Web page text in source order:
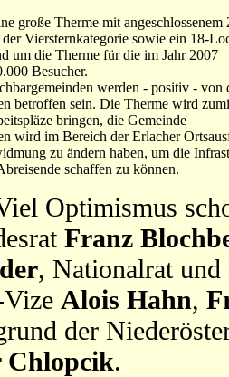
große Therme mit angeschlossenem
Viersternkategorie sowie ein 18-
um die Therme für die im Jahr 2007
Besucher.
werden - positiv - von
betroffen sein. Die Therme wird
bringen, die Gemeinde
wird im Bereich der Erlacher
zu ändern haben, um die
schaffen zu können.
Optimismus
Franz
, Nationalrat
Alois Hahn,
der
.